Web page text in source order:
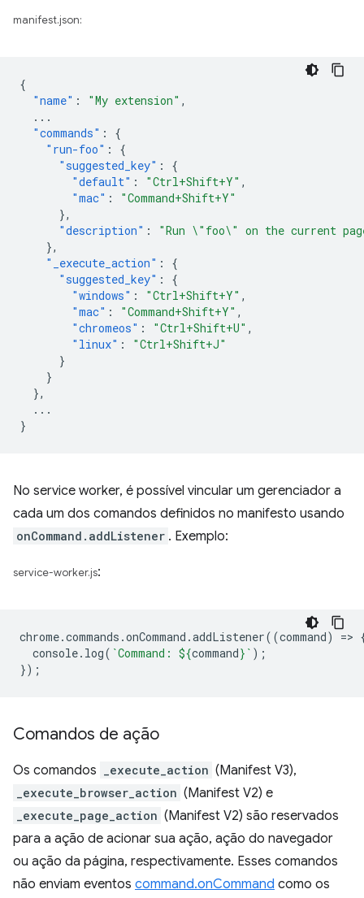
manifest.json:
{
"name" : "My extension" ,
...
"commands" :
{
"run-foo" :
{
"suggested_key" :
{
"default" : "Ctrl+Shift+Y" ,
"mac" :
"Command+Shift+Y"
},
"description" :
"Run \"foo\" on the current
},
"_execute_action" :
{
"suggested_key" :
{
"windows" : "Ctrl+Shift+Y" ,
"mac" : "Command+Shift+Y" ,
"chromeos" : "Ctrl+Shift+U" ,
"linux" :
"Ctrl+Shift+J"
}
}
},
...
}
No service worker, é possível vincular um gerenciador a
cada um dos comandos definidos no manifesto usando
onCommand.addListener . Exemplo:
service-worker.js:
chrome.commands .onCommand .addListener((command) =>
console. log( `Command: ${command} ` );
});
Comandos de ação
Os comandos _execute_action (Manifest V3),
_execute_browser_action (Manifest V2) e
_execute_page_action (Manifest V2) são reservados
para a ação de acionar sua ação, ação do navegador
ou ação da página, respectivamente. Esses comandos
não enviam eventos command.onCommand como os